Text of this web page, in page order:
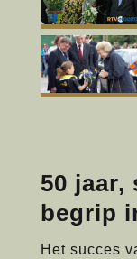
50 jaar,
begrip
Het succes